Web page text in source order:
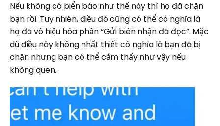
Nếu không có biển báo như thế này thì họ đã chặn
bạn rồi. Tuy nhiên, điều đó cũng có thể có nghĩa là
họ đã vô hiệu hóa phần “Gửi biên nhận đã đọc”. Mặc
dù điều này không nhất thiết có nghĩa là bạn đã bị
chặn nhưng bạn có thể cảm thấy như vậy nếu
không quen.